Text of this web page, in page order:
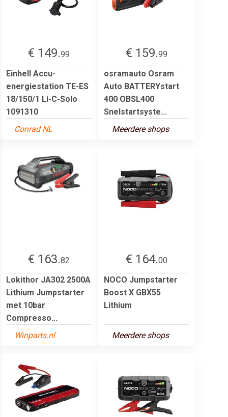
€ 149.99
Einhell Accu-
energiestation TE-ES
18/150/1 Li-C-Solo
1091310
Conrad NL
€ 159.99
osramauto Osram
Auto BATTERYstart
400 OBSL400
Snelstartsyste...
Meerdere shops
€ 163.82
Lokithor JA302 2500A
Lithium Jumpstarter
met 10bar
Compresso...
Winparts.nl
€ 164.00
NOCO Jumpstarter
Boost X GBX55
Lithium
Meerdere shops